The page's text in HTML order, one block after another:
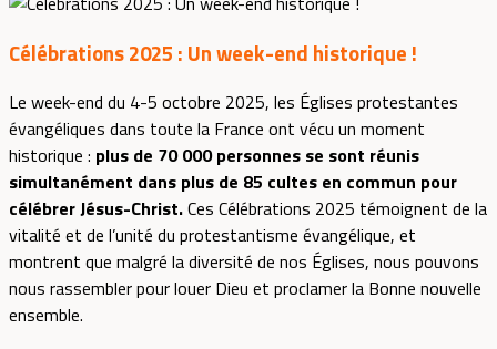
Célébrations 2025 : Un week-end historique !
Le week-end du 4-5 octobre 2025, les Églises protestantes
évangéliques dans toute la France ont vécu un moment
historique : plus de 70 000 personnes se sont réunis
simultanément dans plus de 85 cultes en commun pour
célébrer Jésus-Christ.Ces Célébrations 2025 témoignent de la
vitalité et de l’unité du protestantisme évangélique, et
montrent que malgré la diversité de nos Églises, nous pouvons
nous rassembler pour louer Dieu et proclamer la Bonne nouvelle
ensemble.